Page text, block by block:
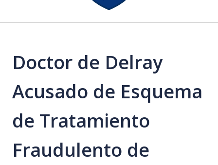
Doctor de Delray
Acusado de Esquema
de Tratamiento
Fraudulento de